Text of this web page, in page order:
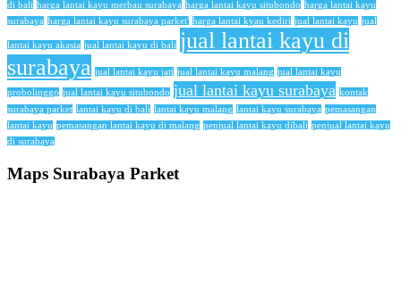
di bali harga lantai kayu merbau surabaya harga lantai kayu situbondo harga lantai kayu
surabaya harga lantai kayu surabaya parket' harga lantai kyau kediri jual lantai kayu jual
lantai kayu akasia jual lantai kayu di bali jual lantai kayu di
surabaya jual lantai kayu jati jual lantai kayu malang jual lantai kayu
probolinggo jual lantai kayu situbondo jual lantai kayu surabaya kontak
surabaya parket lantai kayu di bali lantai kayu malang lantai kayu surabaya pemasangan
lantai kayu pemasangan lantai kayu di malang penjual lantai kayu dibali penjual lantai kayu
di surabaya
Maps Surabaya Parket